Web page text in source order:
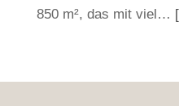
850 m², das mit viel…